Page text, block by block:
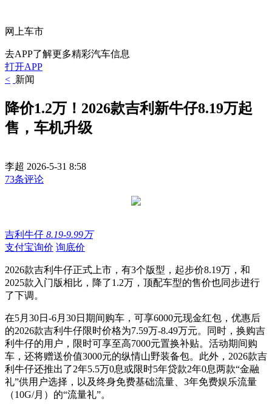
网上车市
去APP了解更多精彩汽车信息
打开APP
< 新闻
降价1.2万！2026款吉利新牛仔8.19万起
售，车机升级
李超 2026-5-31 8:58
73条评论
吉利牛仔 8.19-9.99万
支付宝询价 询底价
2026款吉利牛仔正式上市，有3个版型，起步价8.19万，和
2025款入门版相比，降了1.2万，顶配车型的售价也同步进行
了下调。
在5月30日-6月30日期间购车，可享6000元现金红包，优惠后
的2026款吉利牛仔限时价格为7.59万-8.49万元。同时，换购吉
利牛仔的用户，限时可享至高7000元置换补贴。活动期间购
车，还将赠送价值3000元的纵情山野装备包。此外，2026款吉
利牛仔还推出了2年5.5万0息或限时5年贷款2年0息两款“金融
礼”供用户选择，以及终身免费基础流量、3年免费娱乐流量
（10G/月）的“流量礼”。